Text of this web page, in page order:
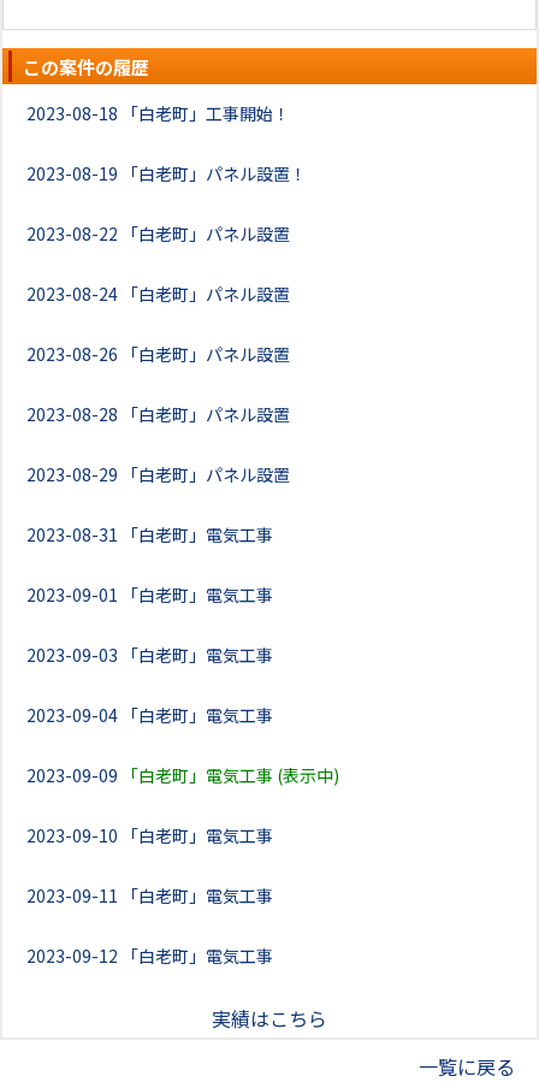
この案件の履歴
2023-08-18 「白老町」工事開始！
2023-08-19 「白老町」パネル設置！
2023-08-22 「白老町」パネル設置
2023-08-24 「白老町」パネル設置
2023-08-26 「白老町」パネル設置
2023-08-28 「白老町」パネル設置
2023-08-29 「白老町」パネル設置
2023-08-31 「白老町」電気工事
2023-09-01 「白老町」電気工事
2023-09-03 「白老町」電気工事
2023-09-04 「白老町」電気工事
2023-09-09 「白老町」電気工事 (表示中)
2023-09-10 「白老町」電気工事
2023-09-11 「白老町」電気工事
2023-09-12 「白老町」電気工事
実績はこちら
一覧に戻る